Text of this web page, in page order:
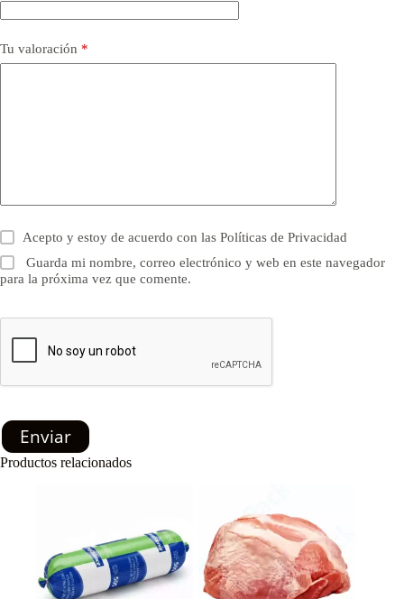
Tu valoración *
Acepto y estoy de acuerdo con lasPolíticas de Privacidad
Guarda mi nombre, correo electrónico y web en este navegador
para la próxima vez que comente.
Enviar
Productos relacionados